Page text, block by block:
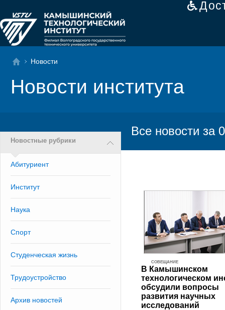
Новости
Новости института
Новостные рубрики
Абитуриент
Институт
Наука
Спорт
Студенческая жизнь
Трудоустройство
Архив новостей
Все новости за
СОВЕЩАНИЕ
В Камышинском
технологическом
обсудили вопросы
развития научных
исследований